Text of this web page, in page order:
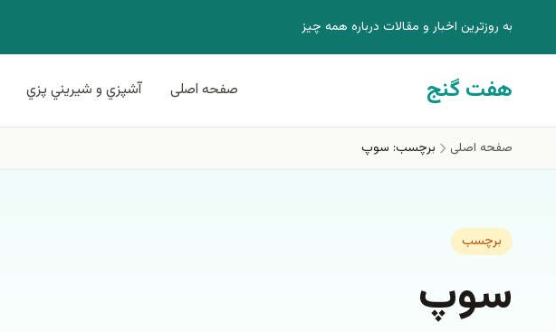
به روزترين اخبار و مقالات درباره همه چيز
هفت گنج صفحه اصلی آشپزي و شيريني پزي
صفحه اصلی برچسب: سوپ
برچسب
سوپ